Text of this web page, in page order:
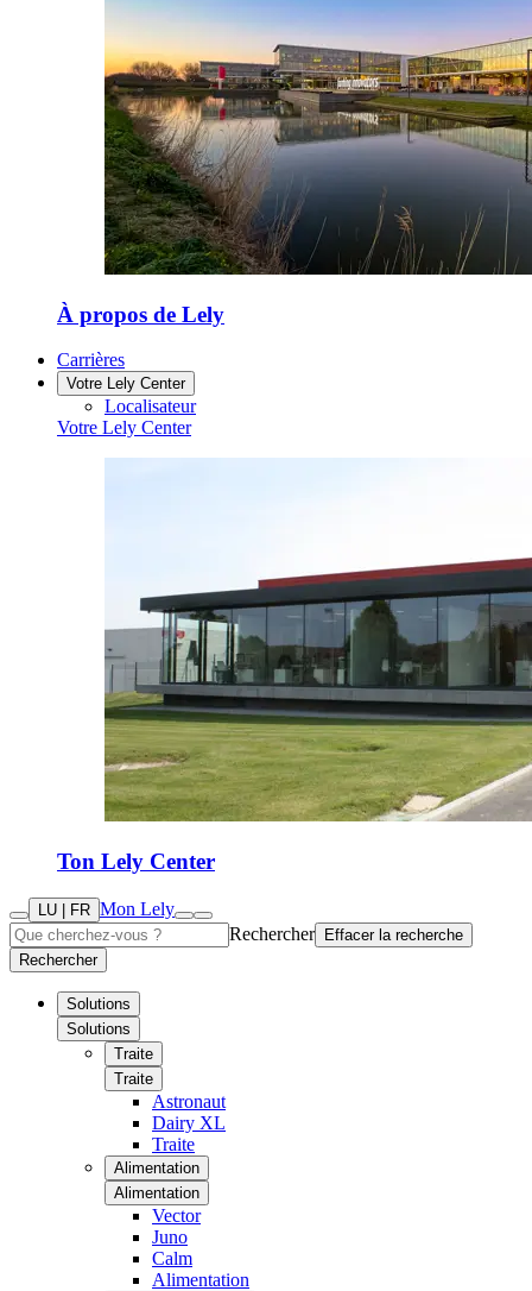
À propos de Lely
Carrières
Votre Lely Center
Localisateur
Votre Lely Center
Ton Lely Center
LU | FR Mon Lely
Rechercher
Effacer la recherche
Rechercher
Solutions
Solutions
Traite
Traite
Astronaut
Dairy XL
Traite
Alimentation
Alimentation
Vector
Juno
Calm
Alimentation